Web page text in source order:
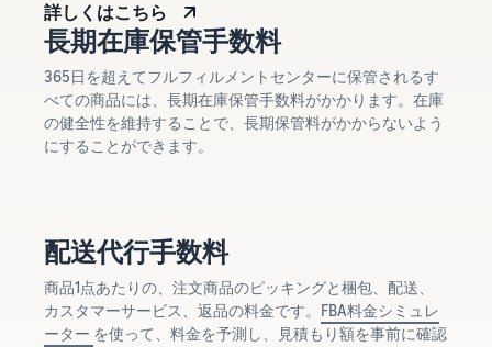
詳しくはこちら
長期在庫保管手数料
365日を超えてフルフィルメントセンターに保管されるす
べての商品には、長期在庫保管手数料がかかります。在庫
の健全性を維持することで、長期保管料がかからないよう
にすることができます。
配送代行手数料
商品1点あたりの、注文商品のピッキングと梱包、配送、
カスタマーサービス、返品の料金です。 FBA料金シミュレ
ーター を使って、料金を予測し、見積もり額を事前に確認